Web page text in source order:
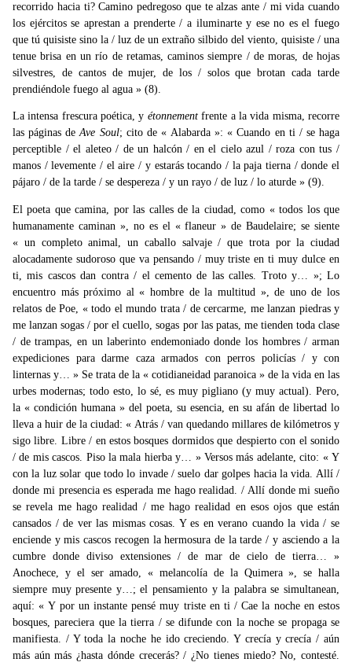
recorrido hacia ti? Camino pedregoso que te alzas ante / mi vida cuando
los ejércitos se aprestan a prenderte / a iluminarte y ese no es el fuego
que tú quisiste sino la / luz de un extraño silbido del viento, quisiste / una
tenue brisa en un río de retamas, caminos siempre / de moras, de hojas
silvestres, de cantos de mujer, de los / solos que brotan cada tarde
prendiéndole fuego al agua » (8).
La intensa frescura poética, y étonnementfrente a la vida misma, recorre
las páginas deAve Soul; cito de « Alabarda »: « Cuando en ti / se haga
perceptible / el aleteo / de un halcón / en el cielo azul / roza con tus /
manos / levemente / el aire / y estarás tocando / la paja tierna / donde el
pájaro / de la tarde / se despereza / y un rayo / de luz / lo aturde » (9).
El poeta que camina, por las calles de la ciudad, como « todos los que
humanamente caminan », no es el « flaneur » de Baudelaire; se siente
« un completo animal, un caballo salvaje / que trota por la ciudad
alocadamente sudoroso que va pensando / muy triste en ti muy dulce en
ti, mis cascos dan contra / el cemento de las calles. Troto y… »; Lo
encuentro más próximo al « hombre de la multitud », de uno de los
relatos de Poe, « todo el mundo trata / de cercarme, me lanzan piedras y
me lanzan sogas / por el cuello, sogas por las patas, me tienden toda clase
/ de trampas, en un laberinto endemoniado donde los hombres / arman
expediciones para darme caza armados con perros policías / y con
linternas y… » Se trata de la « cotidianeidad paranoica » de la vida en las
urbes modernas; todo esto, lo sé, es muy pigliano (y muy actual). Pero,
la « condición humana » del poeta, su esencia, en su afán de libertad lo
lleva a huir de la ciudad: « Atrás / van quedando millares de kilómetros y
sigo libre. Libre / en estos bosques dormidos que despierto con el sonido
/ de mis cascos. Piso la mala hierba y… » Versos más adelante, cito: « Y
con la luz solar que todo lo invade / suelo dar golpes hacia la vida. Allí /
donde mi presencia es esperada me hago realidad. / Allí donde mi sueño
se revela me hago realidad / me hago realidad en esos ojos que están
cansados / de ver las mismas cosas. Y es en verano cuando la vida / se
enciende y mis cascos recogen la hermosura de la tarde / y asciendo a la
cumbre donde diviso extensiones / de mar de cielo de tierra… »
Anochece, y el ser amado, « melancolía de la Quimera », se halla
siempre muy presente y…; el pensamiento y la palabra se simultanean,
aquí: « Y por un instante pensé muy triste en ti / Cae la noche en estos
bosques, pareciera que la tierra / se difunde con la noche se propaga se
manifiesta. / Y toda la noche he ido creciendo. Y crecía y crecía / aún
más aún más ¿hasta dónde crecerás? / ¿No tienes miedo? No, contesté.